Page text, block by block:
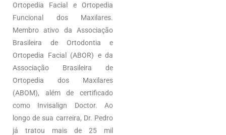
Ortopedia Facial e Ortopedia
Funcional dos Maxilares.
Membro ativo da Associação
Brasileira de Ortodontia e
Ortopedia Facial (ABOR) e da
Associação Brasileira de
Ortopedia dos Maxilares
(ABOM), além de certificado
como Invisalign Doctor. Ao
longo de sua carreira, Dr. Pedro
já tratou mais de 25 mil